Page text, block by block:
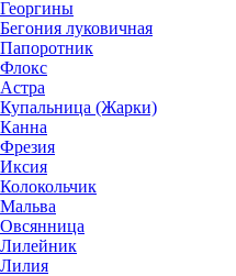
Георгины
Бегония луковичная
Папоротник
Флокс
Астра
Купальница (Жарки)
Канна
Фрезия
Иксия
Колокольчик
Мальва
Овсянница
Лилейник
Лилия